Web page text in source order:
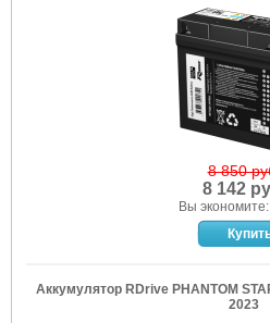
8 850
8 142
Вы
Аккумулятор RDrive PHANTOM
2023